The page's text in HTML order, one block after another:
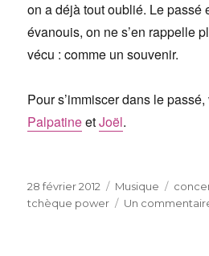
on a déjà tout oublié. Le passé
évanouis, on ne s’en rappelle
vécu : comme un souvenir.
Pour s’immiscer dans le
PalpatineetJoël.
Publié
le
28 février 2012 Catégories
Musique
tchèque power
Un